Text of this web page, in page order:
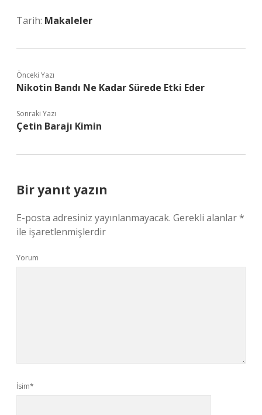
Tarih: Makaleler
Önceki Yazı
Nikotin Bandı Ne Kadar Sürede Etki Eder
Sonraki Yazı
Çetin Barajı Kimin
Bir yanıt yazın
E-posta adresiniz yayınlanmayacak. Gerekli alanlar*
ile işaretlenmişlerdir
Yorum
İsim*